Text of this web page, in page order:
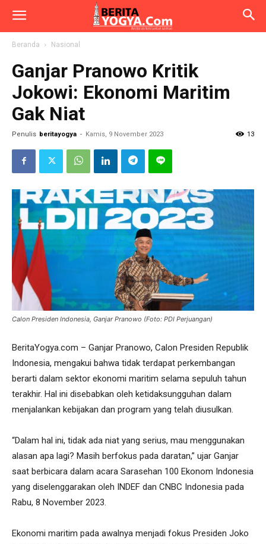
Beranda Nasional
Ganjar Pranowo Kritik
Jokowi: Ekonomi Maritim
Gak Niat
Penulis beritayogya - Kamis, 9 November 2023 13
Calon Presiden Indonesia, Ganjar Pranowo (Foto: PDI Perjuangan)
BeritaYogya.com – Ganjar Pranowo, Calon Presiden Republik
Indonesia, mengakui bahwa tidak terdapat perkembangan
berarti dalam sektor ekonomi maritim selama sepuluh tahun
terakhir. Hal ini disebabkan oleh ketidaksungguhan dalam
menjalankan kebijakan dan program yang telah diusulkan.
“Dalam hal ini, tidak ada niat yang serius, mau menggunakan
alasan apa lagi? Masih berfokus pada daratan,” ujar Ganjar
saat berbicara dalam acara Sarasehan 100 Ekonom Indonesia
yang diselenggarakan oleh INDEF dan CNBC Indonesia pada
Rabu, 8 November 2023.
Ekonomi maritim pada awalnya menjadi fokus Presiden Joko